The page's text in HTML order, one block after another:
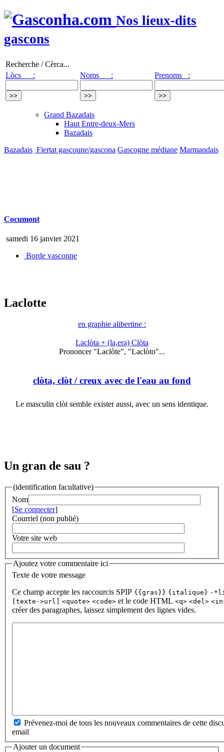
Nos lieux-dits
gascons
Recherche / Cèrca...
Lòcs :
Noms : Prenoms :
Grand Bazadais
Haut Entre-deux-Mers
Bazadais
Bazadais Fiertat gascoune/gascona Gascogne médiane Marmandais
Cocumont
samedi 16 janvier 2021
Borde vasconne
Laclotte
en graphie alibertine :
Laclòta + (la,era) Clòta
Prononcer "Laclòte", "Laclòto"...
clòta, clòt / creux avec de l'eau au fond
Le masculin clòt semble exister aussi, avec un sens identique.
Un gran de sau ?
(identification facultative)
Nom
[Se connecter]
Courriel (non publié)
Votre site web
Ajoutez votre commentaire ici
Texte de votre message
Ce champ accepte les raccourcis SPIP {{gras}} {italique} -
[texte->url]
<quote> <code> et le code HTML <q> <del>
créer des paragraphes, laissez simplement des lignes vides.
Prévenez-moi de tous les nouveaux commentaires de cette
email
Ajouter un document